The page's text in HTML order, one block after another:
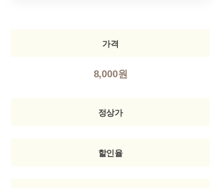
가격
8,000원
정상가
할인율